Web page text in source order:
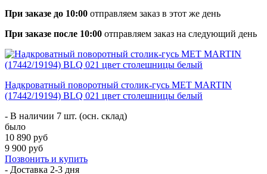
При заказе до 10:00 отправляем заказ в этот же день
При заказе после 10:00 отправляем заказ на следующий день
Надкроватный поворотный столик-гусь МЕТ MARTIN
(17442/19194) BLQ 021 цвет столешницы белый
- В наличии 7 шт. (осн. склад)
было
10 890 руб
9 900 руб
Позвонить и купить
- Доставка 2-3 дня